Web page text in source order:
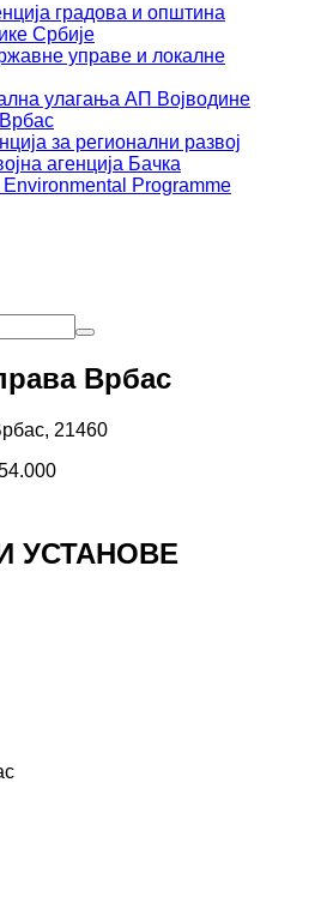
градова и општина
Србије
управе и локалне
улагања АП Војводине
за регионални развој
агенција Бачка
Programme
Врбас
21460
УСТАНОВЕ